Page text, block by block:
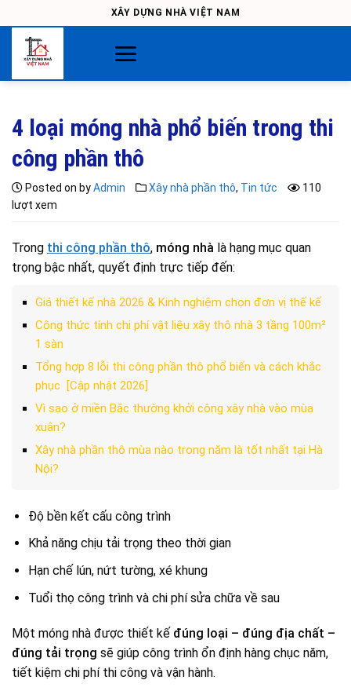
to
content
XÂY DỰNG NHÀ VIỆT NAM
4 loại móng nhà phổ biến trong thi
công phần thô
Posted on byAdmin Xây nhà phần thô, Tin tức
110
lượt xem
Trong thi công phần thô, móng nhà là hạng mục quan
trọng bậc nhất, quyết định trực tiếp đến:
Giá thiết kế nhà 2026 & Kinh nghiệm chọn đơn vị thế kế
Công thức tính chi phí vật liệu xây thô nhà 3 tầng 100m²
1 sàn
Tổng hợp 8 lỗi thi công phần thô phổ biến và cách khắc
phục [Cập nhật 2026]
Vì sao ở miền Bắc thường khởi công xây nhà vào mùa
xuân?
Xây nhà phần thô mùa nào trong năm là tốt nhất tại Hà
Nội?
Độ bền kết cấu công trình
Khả năng chịu tải trọng theo thời gian
Hạn chế lún, nứt tường, xé khung
Tuổi thọ công trình và chi phí sửa chữa về sau
Một móng nhà được thiết kế đúng loại – đúng địa chất –
đúng tải trọng sẽ giúp công trình ổn định hàng chục năm,
tiết kiệm chi phí thi công và vận hành.